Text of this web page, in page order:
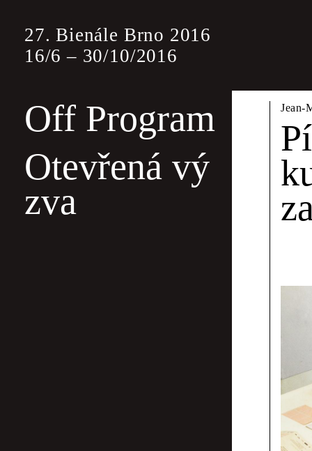
27. Bienále Brno 2016
16/6 – 30/10/2016
Off Program
Otevřená vý
zva
Jean-
Off program
bude